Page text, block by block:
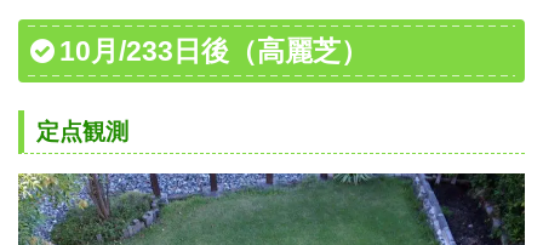
10月/233日後（高麗芝）
定点観測